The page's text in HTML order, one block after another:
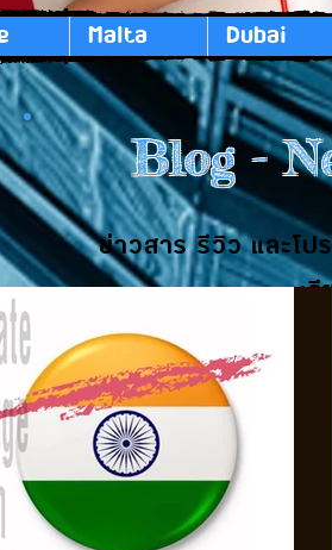
Malta Dubai
Blog -
ข่าวสาร รีวิว และโป
เ